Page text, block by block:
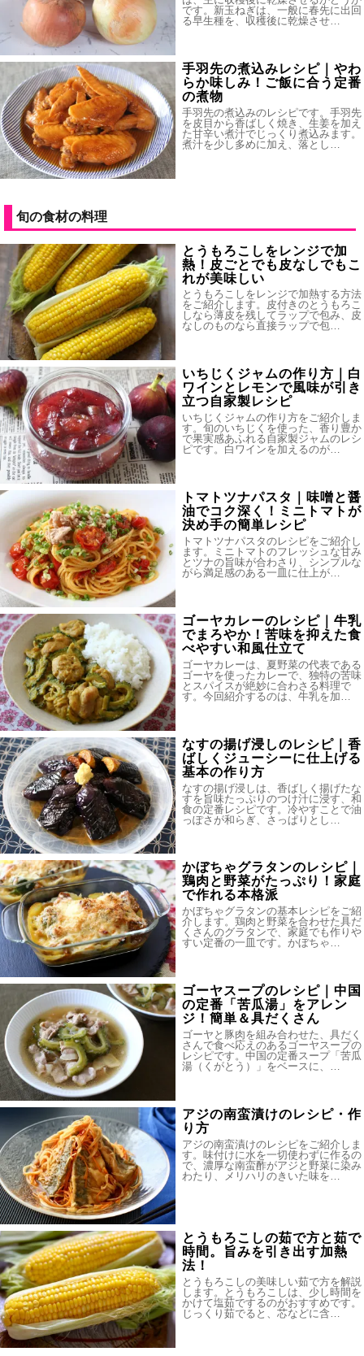
です。新玉ねぎは、一般に春先に出回
る早生種を、収穫後に乾燥させ…
手羽先の煮込みレシピ｜やわ
らか味しみ！ご飯に合う定番
の煮物
手羽先の煮込みのレシピです。手羽先
を皮目から香ばしく焼き、生姜を加え
た甘辛い煮汁でじっくり煮込みます。
煮汁を少し多めに加え、落とし…
旬の食材の料理
とうもろこしをレンジで加
熱！皮ごとでも皮なしでもこ
れが美味しい
とうもろこしをレンジで加熱する方法
をご紹介します。皮付きのとうもろこ
しなら薄皮を残してラップで包み、皮
なしのものなら直接ラップで包…
いちじくジャムの作り方｜白
ワインとレモンで風味が引き
立つ自家製レシピ
いちじくジャムの作り方をご紹介しま
す。旬のいちじくを使った、香り豊か
で果実感あふれる自家製ジャムのレシ
ピです。白ワインを加えるのが…
トマトツナパスタ｜味噌と醤
油でコク深く！ミニトマトが
決め手の簡単レシピ
トマトツナパスタのレシピをご紹介し
ます。ミニトマトのフレッシュな甘み
とツナの旨味が合わさり、シンプルな
がら満足感のある一皿に仕上が…
ゴーヤカレーのレシピ｜牛乳
でまろやか！苦味を抑えた食
べやすい和風仕立て
ゴーヤカレーは、夏野菜の代表である
ゴーヤを使ったカレーで、独特の苦味
とスパイスが絶妙に合わさる料理で
す。今回紹介するのは、牛乳を加…
なすの揚げ浸しのレシピ｜香
ばしくジューシーに仕上げる
基本の作り方
なすの揚げ浸しは、香ばしく揚げたな
すを旨味たっぷりのつけ汁に浸す、和
食の定番レシピです。冷やすことで油
っぽさが和らぎ、さっぱりとし…
かぼちゃグラタンのレシピ｜
鶏肉と野菜がたっぷり！家庭
で作れる本格派
かぼちゃグラタンの基本レシピをご紹
介します。鶏肉と野菜を合わせた具だ
くさんのグラタンで、家庭でも作りや
すい定番の一皿です。かぼちゃ…
ゴーヤスープのレシピ｜中国
の定番「苦瓜湯」をアレン
ジ！簡単＆具だくさん
ゴーヤと豚肉を組み合わせた、具だく
さんで食べ応えのあるゴーヤスープの
レシピです。中国の定番スープ「苦瓜
湯（くがとう）」をベースに、…
アジの南蛮漬けのレシピ・作
り方
アジの南蛮漬けのレシピをご紹介しま
す。味付けに水を一切使わずに作るの
で、濃厚な南蛮酢がアジと野菜に染み
わたり、メリハリのきいた味を…
とうもろこしの茹で方と茹で
時間。旨みを引き出す加熱
法！
とうもろこしの美味しい茹で方を解説
します。とうもろこしは、少し時間を
かけて塩茹でするのがおすすめです。
じっくり茹でると、芯などに含…